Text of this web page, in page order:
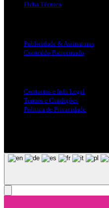
Ficha Técnica
Publicidade & Assinaturas
Conteúdo Patrocinado
Contactos e Info Legal
Termos e Condições
Politica de Privacidade